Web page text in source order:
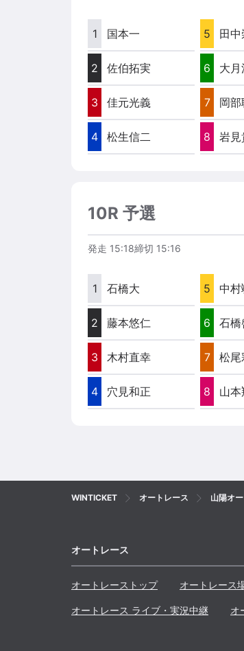
1 国本一
2 佐伯拓実
3 佳元光義
4 松生信二
5 田中
6 大月
7 岡部
8 岩見
10R 予選
発走 15:18締切 15:16
1 石橋大
2 藤本悠仁
3 木村直幸
4 穴見和正
5 中村
6 石橋
7 松尾
8 山本
WINTICKET オートレース 山陽オ
オートレース
オートレーストップ オートレース
オートレース ライブ・実況中継 オ